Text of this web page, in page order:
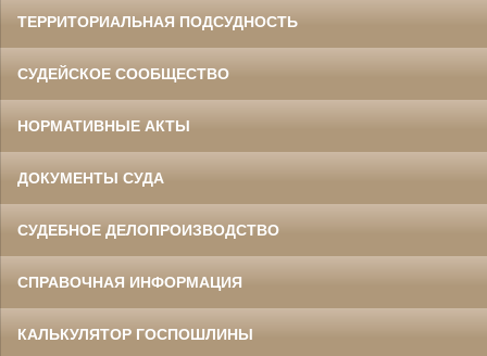
ТЕРРИТОРИАЛЬНАЯ ПОДСУДНОСТЬ
СУДЕЙСКОЕ СООБЩЕСТВО
НОРМАТИВНЫЕ АКТЫ
ДОКУМЕНТЫ СУДА
СУДЕБНОЕ ДЕЛОПРОИЗВОДСТВО
СПРАВОЧНАЯ ИНФОРМАЦИЯ
КАЛЬКУЛЯТОР ГОСПОШЛИНЫ